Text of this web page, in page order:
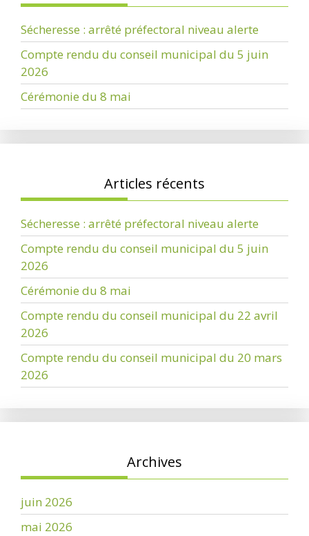
Sécheresse : arrêté préfectoral niveau alerte
Compte rendu du conseil municipal du 5 juin
2026
Cérémonie du 8 mai
Articles récents
Sécheresse : arrêté préfectoral niveau alerte
Compte rendu du conseil municipal du 5 juin
2026
Cérémonie du 8 mai
Compte rendu du conseil municipal du 22 avril
2026
Compte rendu du conseil municipal du 20 mars
2026
Archives
juin 2026
mai 2026